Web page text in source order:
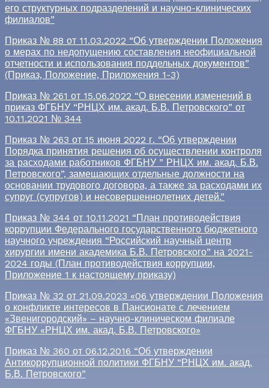
его структурных подразделений и научно-клинических
филиалов”
Приказ № 88 от 11.03.2022 “Об утверждении Положения
о мерах по недопущению составления неофициальной
отчетности и использования поддельных документов”
(Приказ, Положение, Приложения 1-3)
Приказ № 261 от 15.06.2022 “О внесении изменений в
приказ ФГБНУ “РНЦХ им. акад. Б.В. Петровского” от
10.11.2021 № 344
Приказ № 263 от 15 июня 2022 г. “Об утверждении
Порядка принятия решения об осуществлении контроля
за расходами работников ФГБНУ ” РНЦХ им. акад. Б.В.
Петровского”, замещающих отдельные должности на
основании трудового договора, а также за расходами их
супруг (супругов) и несовершеннолетних детей.”
Приказ № 344 от 10.11.2021 “План противодействия
коррупции Федерального государственного бюджетного
научного учреждения “Российский научный центр
хирургии имени академика Б.В. Петровского” на 2021-
2024 годы (План противодействия коррупции,
Приложение 1 к настоящему приказу)
Приказ № 32 от 21.09.2023 «06 утверждении Положения
о конфликте интересов в Пансионате с лечением
«Звенигородский» – научно-клиническом филиале
ФГБНУ «РНЦХ им. акад. Б.В. Петровского»
Приказ № 360 от 06.12.2016 “Об утверждении
Антикоррупционной политики ФГБНУ “РНЦХ им. акад.
Б.В. Петровского”